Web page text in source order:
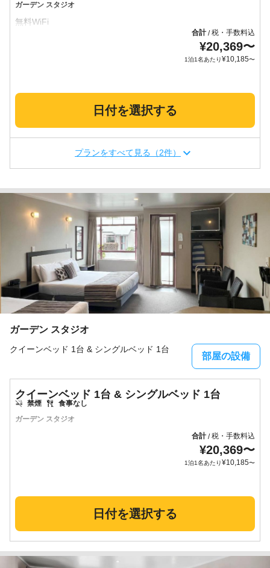
ガーデン スタジオ
合計/税・手数料込
¥20,369〜
1泊1名あたり¥10,185〜
日付を選択する
プランをすべて見る（2件）
ガーデン スタジオ
クイーンベッド 1台 & シングルベッド 1台
部屋の設備
ガーデン スタジオ
禁煙 食事なし
クイーンベッド 1台 & シングルベッド 1台
合計/税・手数料込
¥20,369〜
1泊1名あたり¥10,185〜
日付を選択する